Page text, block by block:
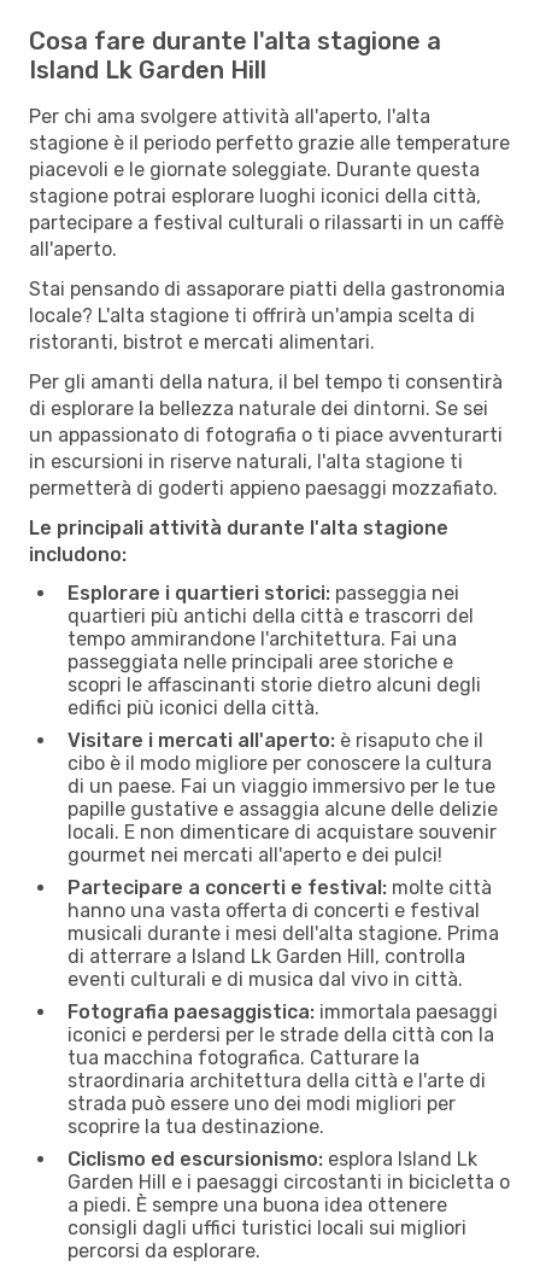
Cosa fare durante l'alta stagione a
Island Lk Garden Hill
Per chi ama svolgere attività all'aperto, l'alta
stagione è il periodo perfetto grazie alle temperature
piacevoli e le giornate soleggiate. Durante questa
stagione potrai esplorare luoghi iconici della città,
partecipare a festival culturali o rilassarti in un caffè
all'aperto.
Stai pensando di assaporare piatti della gastronomia
locale? L'alta stagione ti offrirà un'ampia scelta di
ristoranti, bistrot e mercati alimentari.
Per gli amanti della natura, il bel tempo ti consentirà
di esplorare la bellezza naturale dei dintorni. Se sei
un appassionato di fotografia o ti piace avventurarti
in escursioni in riserve naturali, l'alta stagione ti
permetterà di goderti appieno paesaggi mozzafiato.
Le principali attività durante l'alta stagione
includono:
Esplorare i quartieri storici: passeggia nei
quartieri più antichi della città e trascorri del
tempo ammirandone l'architettura. Fai una
passeggiata nelle principali aree storiche e
scopri le affascinanti storie dietro alcuni degli
edifici più iconici della città.
Visitare i mercati all'aperto: è risaputo che il
cibo è il modo migliore per conoscere la cultura
di un paese. Fai un viaggio immersivo per le tue
papille gustative e assaggia alcune delle delizie
locali. E non dimenticare di acquistare souvenir
gourmet nei mercati all'aperto e dei pulci!
Partecipare a concerti e festival: molte città
hanno una vasta offerta di concerti e festival
musicali durante i mesi dell'alta stagione. Prima
di atterrare a Island Lk Garden Hill, controlla
eventi culturali e di musica dal vivo in città.
Fotografia paesaggistica: immortala paesaggi
iconici e perdersi per le strade della città con la
tua macchina fotografica. Catturare la
straordinaria architettura della città e l'arte di
strada può essere uno dei modi migliori per
scoprire la tua destinazione.
Ciclismo ed escursionismo: esplora Island Lk
Garden Hill e i paesaggi circostanti in bicicletta o
a piedi. È sempre una buona idea ottenere
consigli dagli uffici turistici locali sui migliori
percorsi da esplorare.